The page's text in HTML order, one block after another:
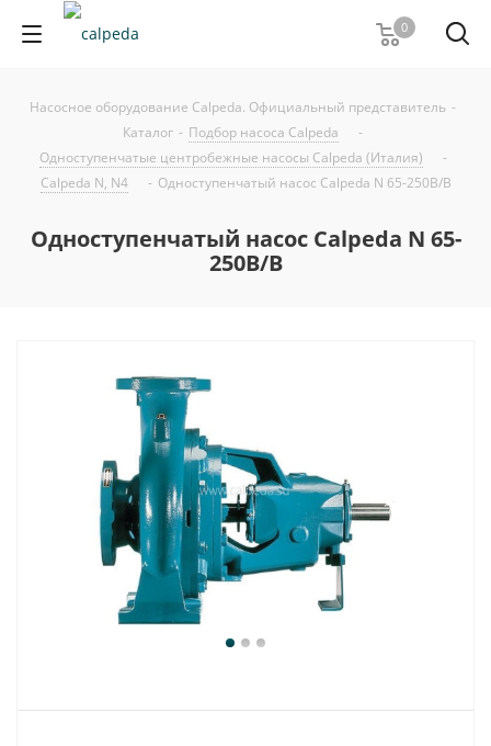
0
Насосное оборудование Calpeda. Официальный представитель -
Каталог - Подбор насоса Calpeda
-
Одноступенчатые центробежные насосы Calpeda (Италия)
-
Calpeda N, N4
- Одноступенчатый насос Calpeda N 65-250B/B
Одноступенчатый насос Calpeda N 65-
250B/B